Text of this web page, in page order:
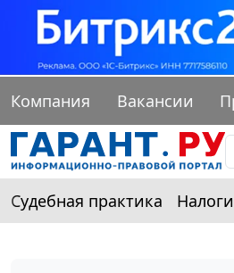
Компания Вакансии
Судебная практика